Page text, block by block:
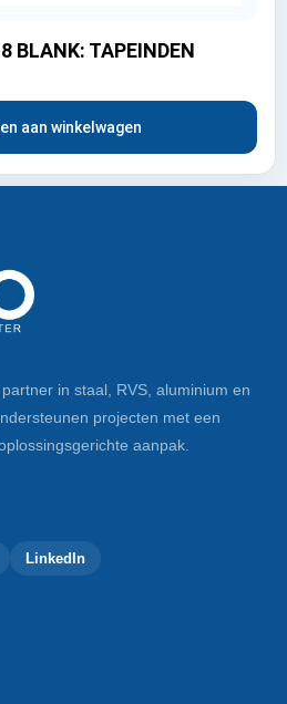
BLANK: TAPEINDEN
aan winkelwagen
in staal, RVS, aluminium en
projecten met een
aanpak.
LinkedIn